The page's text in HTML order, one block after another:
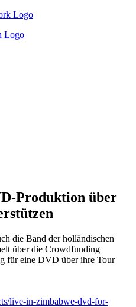
Produktion über
die Band der holländischen
über die Crowdfunding
für eine DVD über ihre Tour
live-in-zimbabwe-dvd-for-